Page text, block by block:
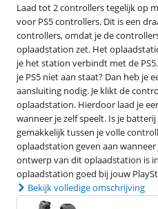
Laad tot 2 controllers tegelijk op
voor PS5 controllers. Dit is een
controllers, omdat je de
oplaadstation zet. Het
je het station verbindt met de
je PS5 niet aan staat? Dan heb je
aansluiting nodig. Je klikt de
oplaadstation. Hierdoor laad je
wanneer je zelf speelt. Is je batterij
gemakkelijk tussen je volle
oplaadstation geven aan
ontwerp van dit oplaadstation is
oplaadstation goed bij jouw
Bekijk volledige omschrijving